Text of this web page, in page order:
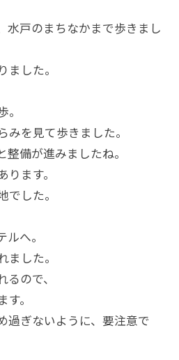
水戸のまちなかまで歩きまし
した。
を見て歩きました。
備が進みましたね。
ます。
した。
へ。
した。
ので、
。
過ぎないように、要注意で